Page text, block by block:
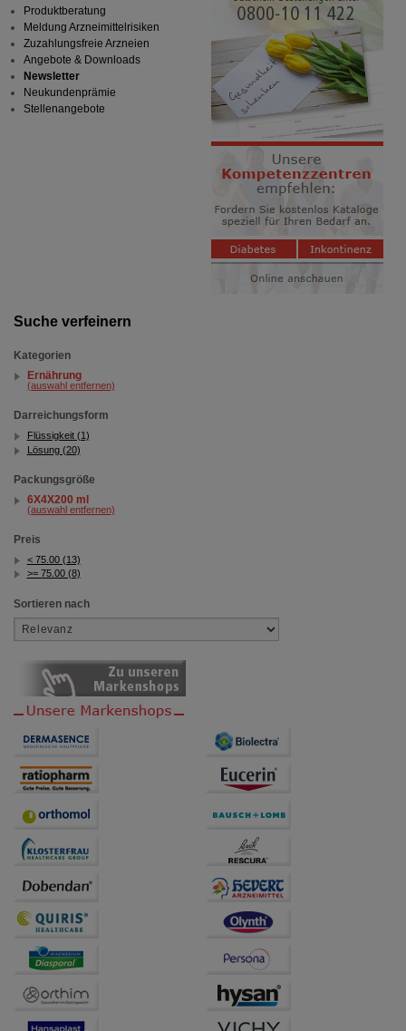
Suche verfeinern
Kategorien
Ernährung
(auswahl entfernen)
Darreichungsform
Flüssigkeit (1)
Lösung (20)
Packungsgröße
6X4X200 ml
(auswahl entfernen)
Preis
< 75.00 (13)
>= 75.00 (8)
Sortieren nach
Produktberatung
Meldung Arzneimittelrisiken
Zuzahlungsfreie Arzneien
Angebote & Downloads
Newsletter
Neukundenprämie
Stellenangebote